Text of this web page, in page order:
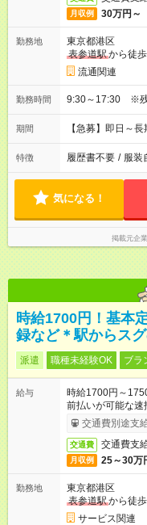
月収例 30万円～
勤務地
東京都港区
表参道駅から徒
流通関連
勤務時間 9:30～17:30 ※残
期間 【急募】即日～
特徴 履歴書不要 / 服装
気になる！
掲載元企
時給1700円！基本
録など＊駅からス
派遣 職種未経験OK ブラ
給与
時給1700円～
前払いが可能な速
交通費別途支
交通費 交通費支
月収例 25～30万
勤務地
東京都港区
表参道駅から徒
サービス関連